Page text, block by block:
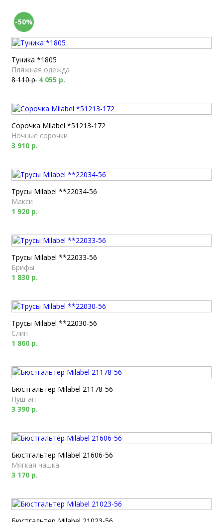
-50%
Туника *1805
Пляжная одежда
8 110 р. 4 055 р.
Сорочка Milabel *51213-172
Ночные сорочки
3 910 р.
Трусы Milabel **22034-56
Макси
1 920 р.
Трусы Milabel **22033-56
Брифы
1 830 р.
Трусы Milabel **22030-56
Слип
1 860 р.
Бюстгальтер Milabel 21178-56
Пуш-ап
3 390 р.
Бюстгальтер Milabel 21606-56
Мягкая чашка
3 170 р.